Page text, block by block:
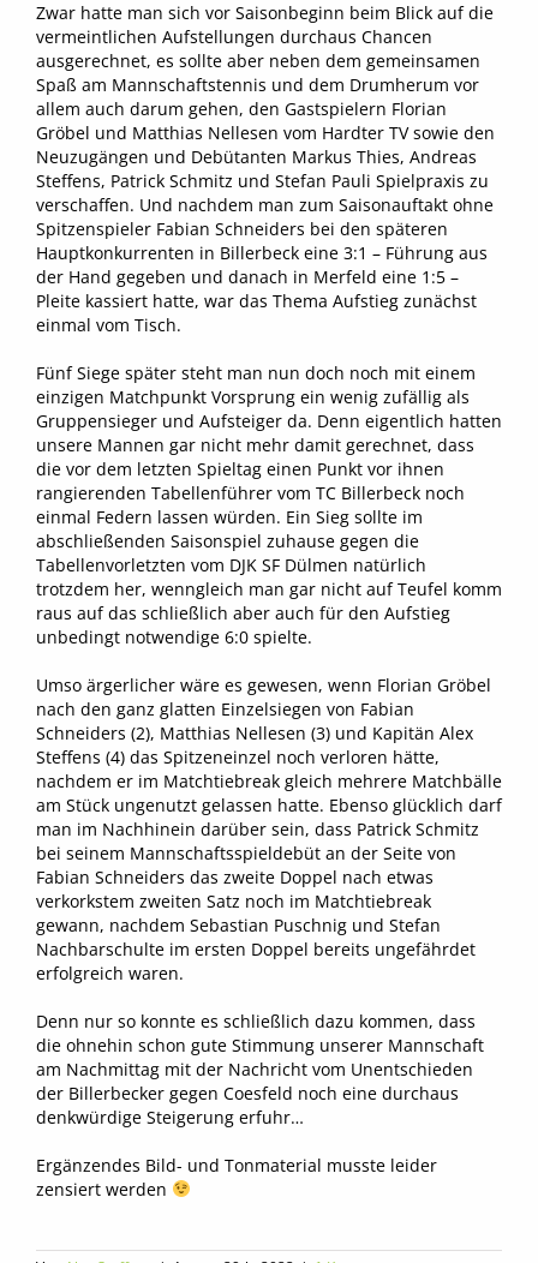
Zwar hatte man sich vor Saisonbeginn beim Blick auf die
vermeintlichen Aufstellungen durchaus Chancen
ausgerechnet, es sollte aber neben dem gemeinsamen
Spaß am Mannschaftstennis und dem Drumherum vor
allem auch darum gehen, den Gastspielern Florian
Gröbel und Matthias Nellesen vom Hardter TV sowie den
Neuzugängen und Debütanten Markus Thies, Andreas
Steffens, Patrick Schmitz und Stefan Pauli Spielpraxis zu
verschaffen. Und nachdem man zum Saisonauftakt ohne
Spitzenspieler Fabian Schneiders bei den späteren
Hauptkonkurrenten in Billerbeck eine 3:1 – Führung aus
der Hand gegeben und danach in Merfeld eine 1:5 –
Pleite kassiert hatte, war das Thema Aufstieg zunächst
einmal vom Tisch.
Fünf Siege später steht man nun doch noch mit einem
einzigen Matchpunkt Vorsprung ein wenig zufällig als
Gruppensieger und Aufsteiger da. Denn eigentlich hatten
unsere Mannen gar nicht mehr damit gerechnet, dass
die vor dem letzten Spieltag einen Punkt vor ihnen
rangierenden Tabellenführer vom TC Billerbeck noch
einmal Federn lassen würden. Ein Sieg sollte im
abschließenden Saisonspiel zuhause gegen die
Tabellenvorletzten vom DJK SF Dülmen natürlich
trotzdem her, wenngleich man gar nicht auf Teufel komm
raus auf das schließlich aber auch für den Aufstieg
unbedingt notwendige 6:0 spielte.
Umso ärgerlicher wäre es gewesen, wenn Florian Gröbel
nach den ganz glatten Einzelsiegen von Fabian
Schneiders (2), Matthias Nellesen (3) und Kapitän Alex
Steffens (4) das Spitzeneinzel noch verloren hätte,
nachdem er im Matchtiebreak gleich mehrere Matchbälle
am Stück ungenutzt gelassen hatte. Ebenso glücklich darf
man im Nachhinein darüber sein, dass Patrick Schmitz
bei seinem Mannschaftsspieldebüt an der Seite von
Fabian Schneiders das zweite Doppel nach etwas
verkorkstem zweiten Satz noch im Matchtiebreak
gewann, nachdem Sebastian Puschnig und Stefan
Nachbarschulte im ersten Doppel bereits ungefährdet
erfolgreich waren.
Denn nur so konnte es schließlich dazu kommen, dass
die ohnehin schon gute Stimmung unserer Mannschaft
am Nachmittag mit der Nachricht vom Unentschieden
der Billerbecker gegen Coesfeld noch eine durchaus
denkwürdige Steigerung erfuhr…
Ergänzendes Bild- und Tonmaterial musste leider
zensiert werden